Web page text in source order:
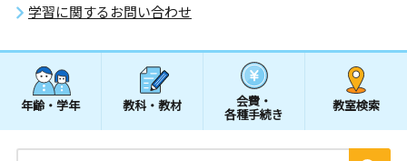
学習に関するお問い合わせ
年齢・学年 教科・教材 会費・
各種手続き
教室検索